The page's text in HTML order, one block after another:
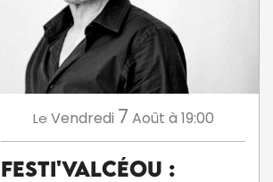
Le Vendredi 7 Août à 19:00
Festi'ValCéou :